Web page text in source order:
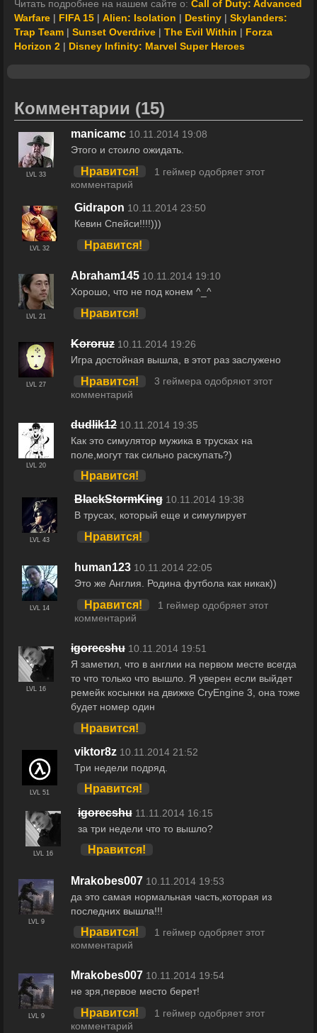
Читать подробнее на нашем сайте о: Call of Duty: Advanced
Warfare
FIFA 15 Alien: Isolation Destiny
Skylanders:
Trap Team
Sunset Overdrive The Evil Within
Forza
Horizon 2
Disney Infinity: Marvel Super Heroes
Комментарии (15)
LVL 33
manicamc 10.11.2014 19:08
Этого и стоило ожидать.
Нравится!
1 геймер одобряет этот
комментарий
LVL 32
Gidrapon 10.11.2014 23:50
Кевин Спейси!!!!)))
Нравится!
LVL 21
Abraham145 10.11.2014 19:10
Хорошо, что не под конем ^_^
Нравится!
LVL 27
Kororuz 10.11.2014 19:26
Игра достойная вышла, в этот раз заслужено
Нравится!
3 геймера одобряют этот
комментарий
LVL 20
dudlik12 10.11.2014 19:35
Как это симулятор мужика в трусках на
поле,могут так сильно раскупать?)
Нравится!
LVL 43
BlackStormKing 10.11.2014 19:38
В трусах, который еще и симулирует
Нравится!
LVL 14
human123 10.11.2014 22:05
Это же Англия. Родина футбола как никак))
Нравится!
1 геймер одобряет этот
комментарий
LVL 16
igorecshu 10.11.2014 19:51
Я заметил, что в англии на первом месте всегда
то что только что вышло. Я уверен если выйдет
ремейк косынки на движке CryEngine 3, она тоже
будет номер один
Нравится!
LVL 51
viktor8z 10.11.2014 21:52
Три недели подряд.
Нравится!
LVL 16
igorecshu 11.11.2014 16:15
за три недели что то вышло?
Нравится!
LVL 9
Mrakobes007 10.11.2014 19:53
да это самая нормальная часть,которая из
последних вышла!!!
Нравится!
1 геймер одобряет этот
комментарий
LVL 9
Mrakobes007 10.11.2014 19:54
не зря,первое место берет!
Нравится!
1 геймер одобряет этот
комментарий